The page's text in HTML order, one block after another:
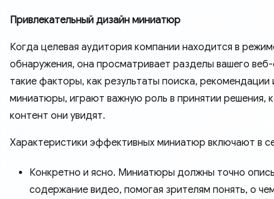
Привлекательный дизайн миниатюр
Когда целевая аудитория компании находится в
обнаружения, она просматривает разделы вашего
такие факторы, как результаты поиска, рекомендации
миниатюры, играют важную роль в принятии решения,
контент они увидят.
Характеристики эффективных миниатюр включают в
Конкретно и ясно. Миниатюры должны точно
содержание видео, помогая зрителям понять, о